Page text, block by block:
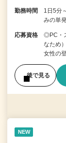
勤務時間
1日5分
みの単
応募資格
◎PC・
なため
女性の
後で見る
NEW